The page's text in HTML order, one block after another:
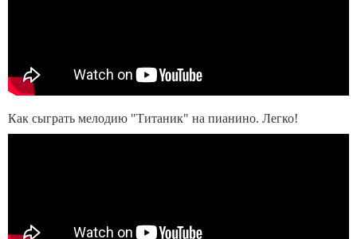
Как сыграть мелодию "Титаник" на пианино. Легко!